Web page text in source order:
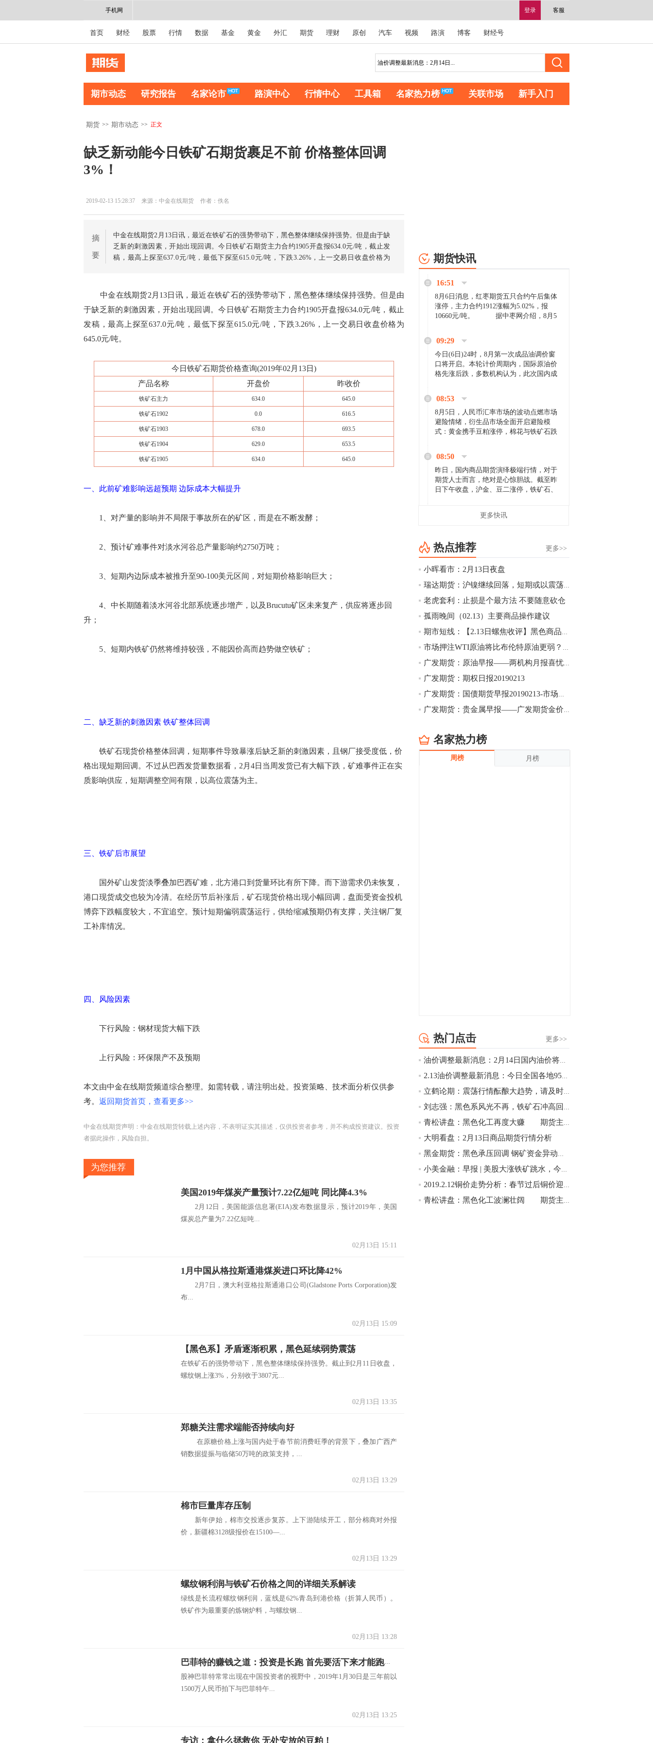
登录 客服
手机网
首页 财经 股票 行情 数据 基金 黄金 外汇 期货 理财 原创 汽车 视频 路演 博客 财经号
期市动态 研究报告 名家论市 路演中心 行情中心 工具箱 名家热力榜 关联市场 新手入门
期货 >> 期市动态 >> 正文
缺乏新动能今日铁矿石期货裹足不前 价格整体回调
3%！
2019-02-13 15:28:37 来源：中金在线期货 作者：佚名
摘
要
中金在线期货2月13日讯，最近在铁矿石的强势带动下，黑色整体继续保持强势。但是由于缺
乏新的刺激因素，开始出现回调。今日铁矿石期货主力合约1905开盘报634.0元/吨，截止发
稿，最高上探至637.0元/吨，最低下探至615.0元/吨，下跌3.26%，上一交易日收盘价格为
中金在线期货2月13日讯，最近在铁矿石的强势带动下，黑色整体继续保持强势。但是由
于缺乏新的刺激因素，开始出现回调。今日铁矿石期货主力合约1905开盘报634.0元/吨，截止
发稿，最高上探至637.0元/吨，最低下探至615.0元/吨，下跌3.26%，上一交易日收盘价格为
645.0元/吨。
今日铁矿石期货价格查询(2019年02月13日)
产品名称
开盘价 昨收价
铁矿石主力 634.0 645.0
铁矿石1902 0.0 616.5
铁矿石1903 678.0 693.5
铁矿石1904 629.0 653.5
铁矿石1905 634.0 645.0
一、此前矿难影响远超预期 边际成本大幅提升
1、对产量的影响并不局限于事故所在的矿区，而是在不断发酵；
2、预计矿难事件对淡水河谷总产量影响约2750万吨；
3、短期内边际成本被推升至90-100美元区间，对短期价格影响巨大；
4、中长期随着淡水河谷北部系统逐步增产，以及Brucutu矿区未来复产，供应将逐步回
升；
5、短期内铁矿仍然将维持较强，不能因价高而趋势做空铁矿；
二、缺乏新的刺激因素 铁矿整体回调
铁矿石现货价格整体回调，短期事件导致暴涨后缺乏新的刺激因素，且钢厂接受度低，价
格出现短期回调。不过从巴西发货量数据看，2月4日当周发货已有大幅下跌，矿难事件正在实
质影响供应，短期调整空间有限，以高位震荡为主。
三、铁矿后市展望
国外矿山发货淡季叠加巴西矿难，北方港口到货量环比有所下降。而下游需求仍未恢复，
港口现货成交也较为冷清。在经历节后补涨后，矿石现货价格出现小幅回调，盘面受资金投机
博弈下跌幅度较大，不宜追空。预计短期偏弱震荡运行，供给缩减预期仍有支撑，关注钢厂复
工补库情况。
四、风险因素
下行风险：钢材现货大幅下跌
上行风险：环保限产不及预期
本文由中金在线期货频道综合整理。如需转载，请注明出处。投资策略、技术面分析仅供参
考。 返回期货首页，查看更多>>
中金在线期货声明：中金在线期货转载上述内容，不表明证实其描述，仅供投资者参考，并不构成投资建议。投资
者据此操作，风险自担。
为您推荐
美国2019年煤炭产量预计7.22亿短吨 同比降4.3%
2月12日，美国能源信息署(EIA)发布数据显示，预计2019年，美国
煤炭总产量为7.22亿短吨...
02月13日 15:11
1月中国从格拉斯通港煤炭进口环比降42%
2月7日，澳大利亚格拉斯通港口公司(Gladstone Ports Corporation)发
布...
02月13日 15:09
【黑色系】矛盾逐渐积累，黑色延续弱势震荡
在铁矿石的强势带动下，黑色整体继续保持强势。截止到2月11日收盘，
螺纹钢上涨3%，分别收于3807元...
02月13日 13:35
郑糖关注需求端能否持续向好
在原糖价格上涨与国内处于春节前消费旺季的背景下，叠加广西产
销数据提振与临储50万吨的政策支持，...
02月13日 13:29
棉市巨量库存压制
新年伊始，棉市交投逐步复苏。上下游陆续开工，部分棉商对外报
价，新疆棉3128级报价在15100—...
02月13日 13:29
螺纹钢利润与铁矿石价格之间的详细关系解读
绿线是长流程螺纹钢利润，蓝线是62%青岛到港价格（折算人民币）。
铁矿作为最重要的炼钢炉料，与螺纹钢...
02月13日 13:28
巴菲特的赚钱之道：投资是长跑 首先要活下来才能跑得远
股神巴菲特常常出现在中国投资者的视野中，2019年1月30日是三年前以
1500万人民币拍下与巴菲特午...
02月13日 13:25
专访：拿什么拯救你 无处安放的豆粕！
期货快讯
16:51
8月6日消息，红枣期货五只合约午后集体
涨停，主力合约1912涨幅为5.02%，报
10660元/吨。 据中枣网介绍，8月5
家好货依旧惜售挺...
09:29
今日(6日)24时，8月第一次成品油调价窗
口将开启。本轮计价周期内，国际原油价
格先涨后跌，多数机构认为，此次国内成
08:53
8月5日，人民币汇率市场的波动点燃市场
避险情绪，衍生品市场全面开启避险模
式：黄金携手豆粕涨停，棉花与铁矿石跌
场来看，汇率波动...
08:50
昨日，国内商品期货演绎极端行情，对于
期货人士而言，绝对是心惊胆战。截至昨
日下午收盘，沪金、豆二涨停，铁矿石、
[imgnobrwh] src=...
14:23
跌幅达6%，报689.5元/吨，刷新近两个月
低位。
14:20
方正有色研究团队：高度重视贵金属的阶
段性机会。自年初以来沪金上涨16.93%，
立涨势，白银将开启补涨，且涨幅超过黄
金，金银比有望高位回归。
13:55
豆二期货主力合约涨停，涨幅达3.98%，报
CBOT大豆期货市场上涨，11月期约收高
影响，夜盘连粕高位窄幅震荡，建议短线
操作为主。 ...
13:54
8月5日消息，内外盘贵金属强劲走升，沪
金主力合约涨停，涨幅3.99%，报334.00
幅扩大至4.4%。
10:43
【行情】芝加哥11月大豆期货跌0.4%，12
月玉米期货跌1%。
10:43
【行情】油脂油料期货表现抢眼，豆二期
2.5%，棕榈油涨近2%，菜粕涨1.54%。
10:17
【研报精选】国内期货机构对8月5日的原
油期货走势预测
更多快讯
更多>>
热点推荐
小晖看市：2月13日夜盘
瑞达期货：沪镍继续回落，短期或以震荡为主
老虎套利：止损是个最方法 不要随意砍仓
孤雨晚间（02.13）主要商品操作建议
期市短线：【2.13日螺焦收评】黑色商品全线下挫 螺纹钢高位回落三连阴
市场押注WTI原油将比布伦特原油更弱？两大原油曲线分化！
广发期货：原油早报——两机构月报喜忧互现，油价普遍上行（20190213）
广发期货：期权日报20190213
广发期货：国债期货早报20190213-市场预期金融数据向好 期债短期承压
广发期货：贵金属早报——广发期货金价维持震荡20190213
名家热力榜
周榜 月榜
更多>>
热门点击
油价调整最新消息：2月14日国内油价将迎年内首次搁浅 不涨了？
2.13油价调整最新消息：今日全国各地95号汽油价格查询一览
立鹤论期：震荡行情酝酿大趋势，请及时把握——2月13日期货市场操作良机
刘志强：黑色系风光不再，铁矿石冲高回落
青松讲盘：黑色化工再度大赚 期货主力收获满满
大明看盘：2月13日商品期货行情分析
黑金期货：黑色承压回调 钢矿资金异动加大
小美金融：早报 | 美股大涨铁矿跳水，今日期市走势如何
2019.2.12铜价走势分析：春节过后铜价迎来两连跌 下游成交见起色需待元宵
青松讲盘：黑色化工波澜壮阔 期货主力利润滚滚